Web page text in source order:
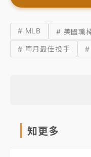
# MLB # 美國職
# 單月最佳投手
#
知更多